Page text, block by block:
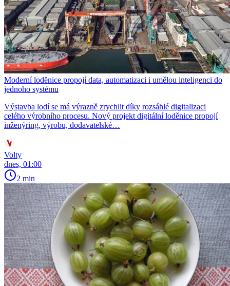
Moderní loděnice propojí data, automatizaci i umělou inteligenci do
jednoho systému
Výstavba lodí se má výrazně zrychlit díky rozsáhlé digitalizaci
celého výrobního procesu. Nový projekt digitální loděnice propojí
inženýring, výrobu, dodavatelské…
Volty
dnes, 01:00
2 min